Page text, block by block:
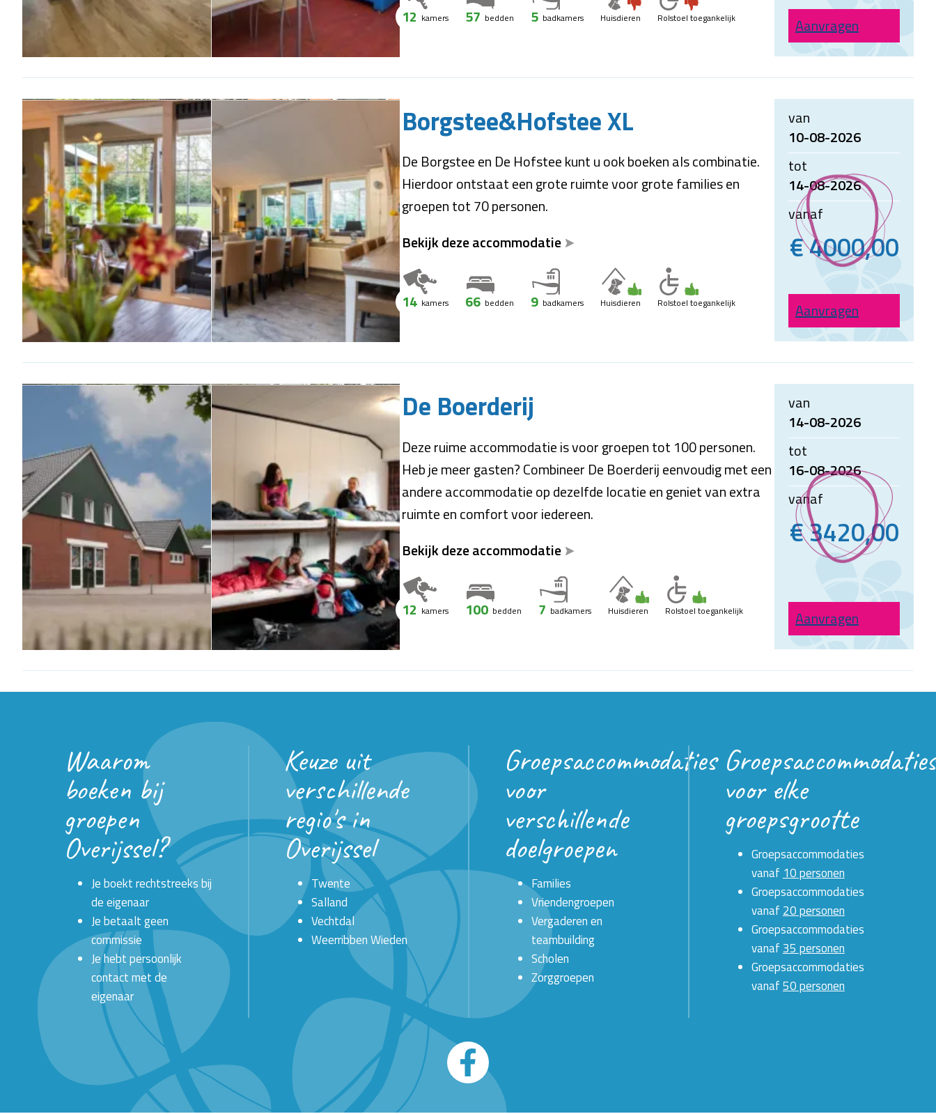
12 kamers 57 bedden 5 badkamers Huisdieren Rolstoel toegankelijk Aanvragen
Borgstee&Hofstee XL
De Borgstee en De Hofstee kunt u ook boeken als combinatie.
Hierdoor ontstaat een grote ruimte voor grote families en
groepen tot 70 personen.
Bekijk deze accommodatie
14 kamers 66 bedden 9 badkamers Huisdieren Rolstoel toegankelijk
van
10-08-2026
tot
14-08-2026
vanaf
€ 4000,00
Aanvragen
De Boerderij
Deze ruime accommodatie is voor groepen tot 100 personen.
Heb je meer gasten? Combineer De Boerderij eenvoudig met een
andere accommodatie op dezelfde locatie en geniet van extra
ruimte en comfort voor iedereen.
Bekijk deze accommodatie
12 kamers 100 bedden 7 badkamers Huisdieren Rolstoel toegankelijk
van
14-08-2026
tot
16-08-2026
vanaf
€ 3420,00
Aanvragen
Waarom
boeken bij
groepen
Overijssel?
Je boekt rechtstreeks bij
de eigenaar
Je betaalt geen
commissie
Je hebt persoonlijk
contact met de
eigenaar
Keuze uit
verschillende
regio's in
Overijssel
Twente
Salland
Vechtdal
Weerribben Wieden
Groepsaccommodaties
voor
verschillende
doelgroepen
Families
Vriendengroepen
Vergaderen en
teambuilding
Scholen
Zorggroepen
Groepsaccommodaties
voor elke
groepsgrootte
Groepsaccommodaties
vanaf 10 personen
Groepsaccommodaties
vanaf 20 personen
Groepsaccommodaties
vanaf 35 personen
Groepsaccommodaties
vanaf50 personen